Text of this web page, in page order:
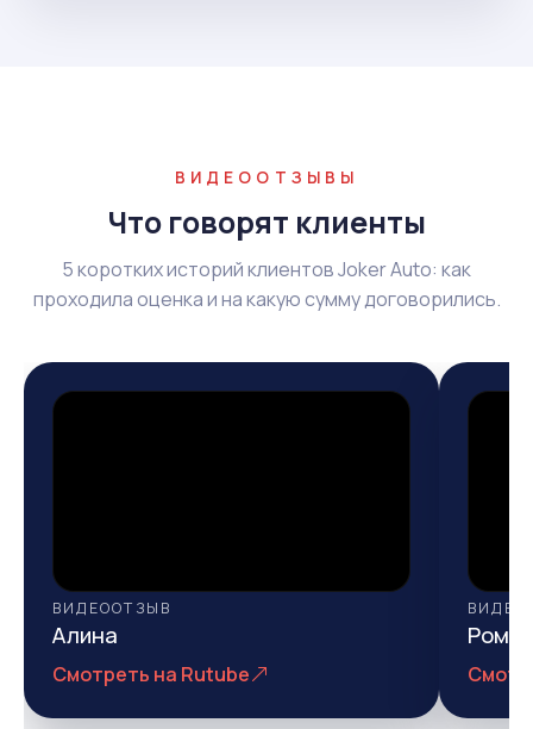
ВИДЕООТЗЫВЫ
Что говорят клиенты
5 коротких историй клиентов Joker Auto: как
проходила оценка и на какую сумму договорились.
ВИДЕООТЗЫВ
Алина
Смотреть на Rutube